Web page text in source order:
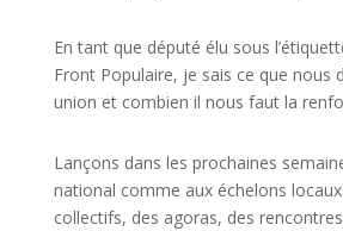
En tant que député élu sous
Front Populaire, je sais ce que nous
union et combien il nous faut la
Lançons dans les prochaines
national comme aux échelons
collectifs, des agoras, des